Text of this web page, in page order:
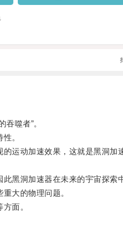
噬者”。
。
动加速效果，这就是黑洞加
洞加速器在未来的宇宙探索
大的物理问题。
面。